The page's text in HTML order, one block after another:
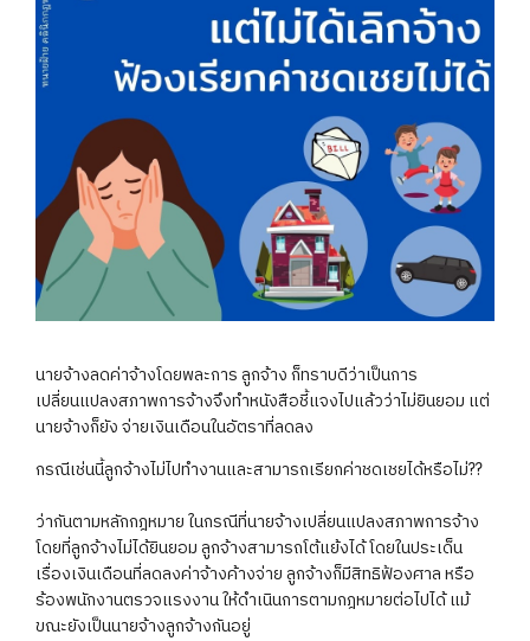
นายจ้างลดค่าจ้างโดยพละการ ลูกจ้าง ก็ทราบดีว่าเป็นการ
เปลี่ยนแปลงสภาพการจ้างจึงทำหนังสือชี้แจงไปแล้วว่าไม่ยินยอม แต่
นายจ้างก็ยัง จ่ายเงินเดือนในอัตราที่ลดลง
กรณีเช่นนี้ลูกจ้างไม่ไปทำงานและสามารถเรียกค่าชดเชยได้หรือไม่??
ว่ากันตามหลักกฎหมาย ในกรณีที่นายจ้างเปลี่ยนแปลงสภาพการจ้าง
โดยที่ลูกจ้างไม่ได้ยินยอม ลูกจ้างสามารถโต้แย้งได้ โดยในประเด็น
เรื่องเงินเดือนที่ลดลงค่าจ้างค้างจ่าย ลูกจ้างก็มีสิทธิฟ้องศาล หรือ
ร้องพนักงานตรวจแรงงาน ให้ดำเนินการตามกฎหมายต่อไปได้ แม้
ขณะยังเป็นนายจ้างลูกจ้างกันอยู่